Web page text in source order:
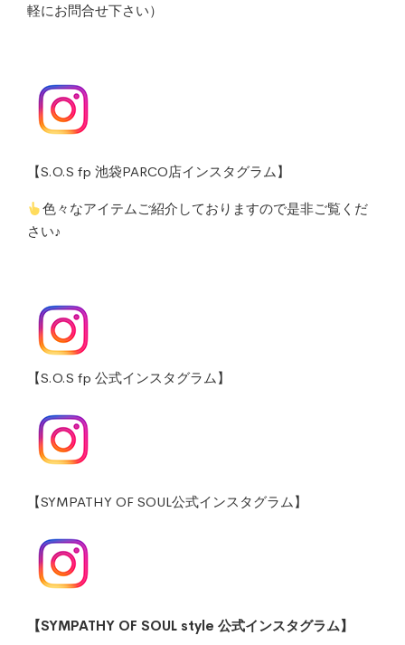
軽にお問合せ下さい）
【S.O.S fp 池袋PARCO店インスタグラム】
色々なアイテムご紹介しておりますので是非ご覧くだ
さい♪
【S.O.S fp 公式インスタグラム】
【SYMPATHY OF SOUL公式インスタグラム】
【SYMPATHY OF SOUL style 公式インスタグラム】